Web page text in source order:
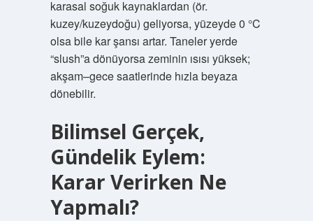
karasal soğuk kaynaklardan (ör.
kuzey/kuzeydoğu) geliyorsa, yüzeyde 0 °C
olsa bile kar şansı artar. Taneler yerde
“slush”a dönüyorsa zeminin ısısı yüksek;
akşam–gece saatlerinde hızla beyaza
dönebilir.
Bilimsel Gerçek,
Gündelik Eylem:
Karar Verirken Ne
Yapmalı?